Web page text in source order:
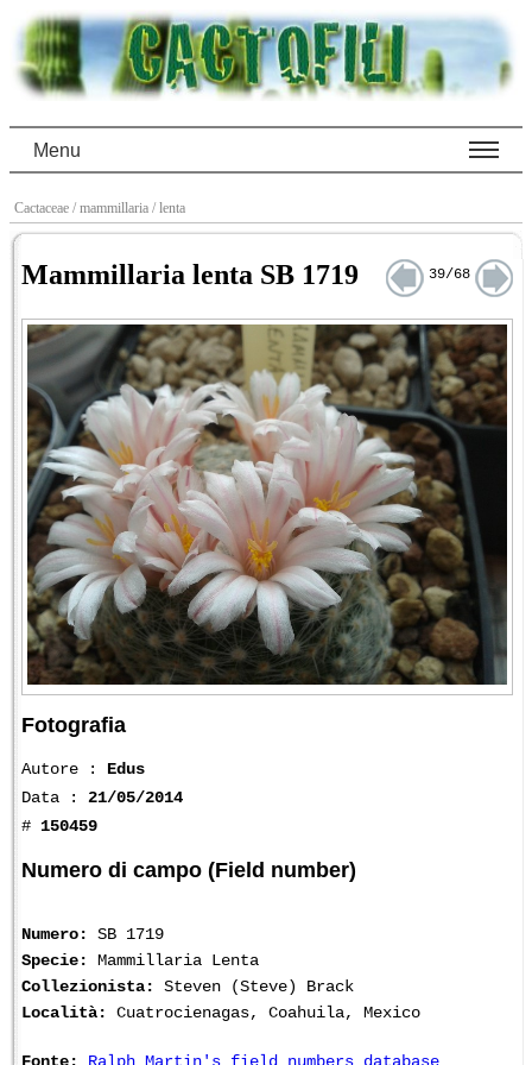
Menu
Cactaceae / mammillaria / lenta
Mammillaria lenta SB 1719 39/68
Fotografia
Autore : Edus
Data : 21/05/2014
# 150459
Numero di campo (Field number)
Numero:
SB 1719
Specie:
Mammillaria Lenta
Collezionista:
Steven (Steve) Brack
Località:
Cuatrocienagas, Coahuila, Mexico